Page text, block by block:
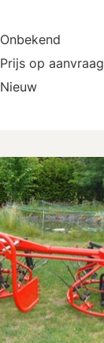
Onbekend
Prijs op aanvraag
Nieuw